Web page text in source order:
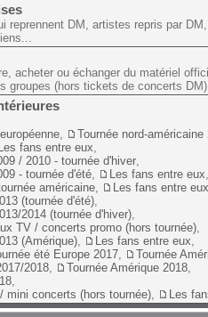
reprennent DM, artistes repris par
acheter ou échanger du matériel
groupes (hors tickets de concerts DM)
Tournée nord-américaine
fans entre eux
/ 2010 - tournée d'hiver
- tournée d'été
Les fans entre eux
américaine
Les fans entre eux
(tournée d'été)
2014 (tournée d'hiver)
TV / concerts promo (hors tournée)
(Amérique)
Les fans entre eux
été Europe 2017
Tournée
2018
Tournée Amérique 2018
mini concerts (hors tournée)
Les